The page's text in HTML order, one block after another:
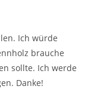
Ich würde
brauche
sollte. Ich werde
Danke!